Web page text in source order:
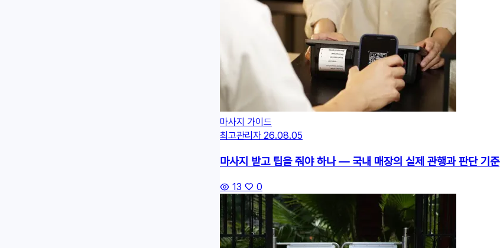
마사지 가이드
최고관리자26.08.05
마사지 받고 팁을 줘야 하나 — 국내 매장의 실제 관행과 판단 기준
13 0